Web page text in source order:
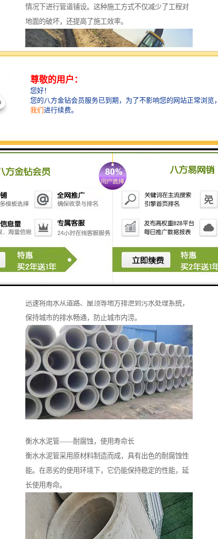
情况下进行管道铺设。这种施工方式不仅减少了工程对
地面的破坏，还提高了施工效率。
衡水水泥管——城市雨水排放的得力助手
城市的雨水排放系统离不开衡水水泥管的支持。它能够
迅速将雨水从道路、屋顶等地方排泄到污水处理系统，
保持城市的排水畅通，防止城市内涝。
衡水水泥管——耐腐蚀，使用寿命长
衡水水泥管采用原材料制造而成，具有出色的耐腐蚀性
能。在恶劣的使用环境下，它仍能保持稳定的性能，延
长使用寿命。